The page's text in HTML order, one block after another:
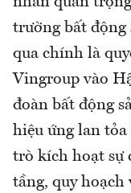
trường bất
qua chính là
Vingroup vào
đoàn bất động
hiệu ứng lan
trò kích hoạt sự
tầng, quy